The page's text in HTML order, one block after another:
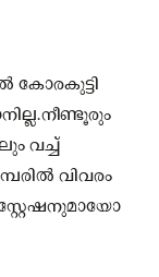
കോരകുട്ടി
വച്ച്
വിവരം